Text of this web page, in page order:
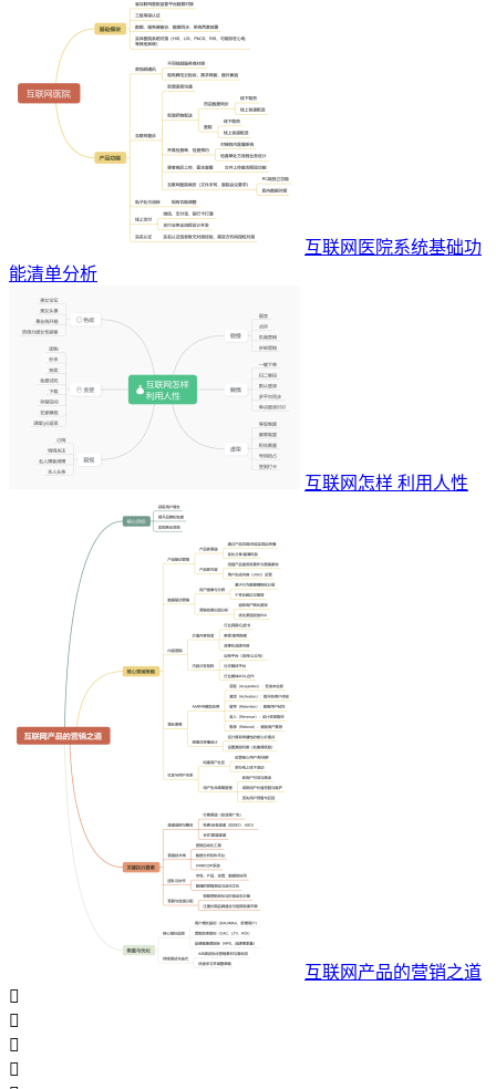
互联网医院系统基础功
能清单分析
互联网怎样 利用人性
互联网产品的营销之道



